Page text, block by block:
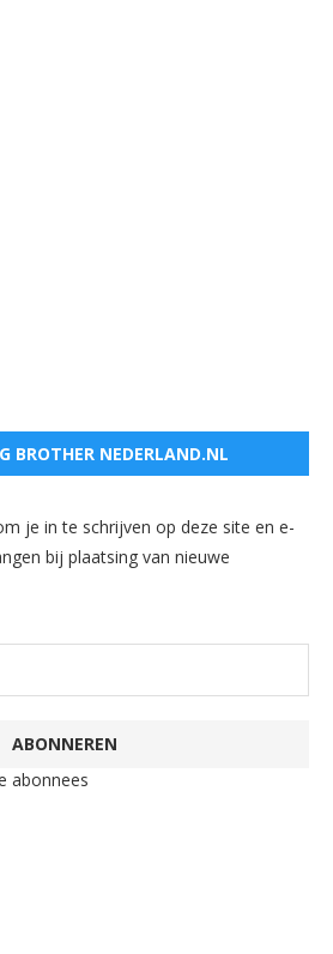
BROTHER NEDERLAND.NL
je in te schrijven op deze site en e-
bij plaatsing van nieuwe
ABONNEREN
abonnees